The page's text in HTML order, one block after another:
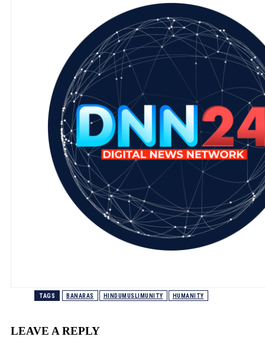
TAGS BANARAS HINDUMUSLIMUNITY HUMANITY
LEAVE A REPLY